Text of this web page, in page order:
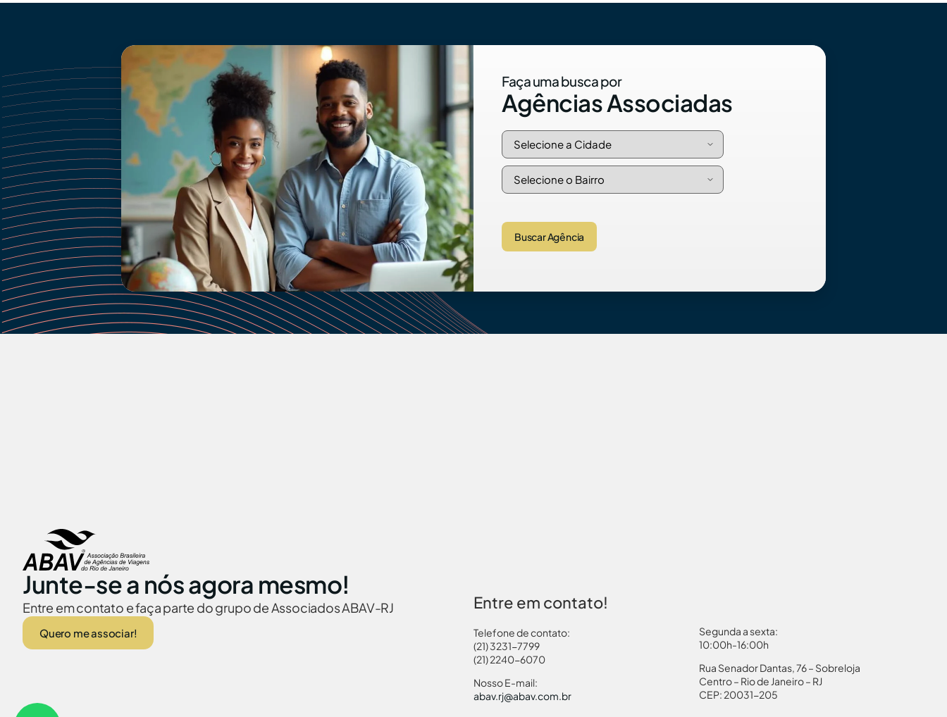
Faça uma busca por
Agências Associadas
Buscar Agência
Junte-se a nós agora mesmo!
Entre em contato e faça parte do grupo de Associados ABAV-RJ
Quero me associar!
Entre em contato!
Telefone de contato:
(21) 3231-7799
(21) 2240-6070
Nosso E-mail:
abav.rj@abav.com.br
Segunda a sexta:
10:00h-16:00h
Rua Senador Dantas, 76 – Sobreloja
Centro – Rio de Janeiro – RJ
CEP: 20031-205
Autorização Menores